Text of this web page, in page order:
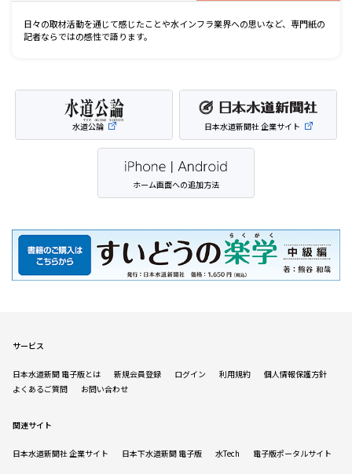
日々の取材活動を通じて感じたことや水インフラ業界への思いなど、専門紙の
記者ならではの感性で語ります。
水道公論 日本水道新聞社 企業サイト
ホーム画面への追加方法
サービス
日本水道新聞 電子版とは 新規会員登録 ログイン 利用規約
個人情報保護方針
よくあるご質問
お問い合わせ
関連サイト
日本水道新聞社 企業サイト 日本下水道新聞 電子版 水Tech 電子版ポータルサイト